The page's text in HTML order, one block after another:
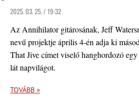
2025. 03. 25. / 19:32
Az Annihilator gitárosának, Jeff
nevű projektje április 4-én adja ki
That Jive címet viselő hanghordozó
lát napvilágot.
TOVÁBB »